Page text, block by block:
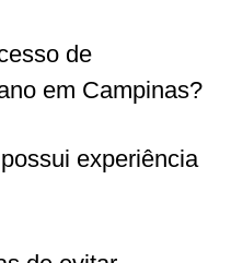
de
em Campinas?
experiência